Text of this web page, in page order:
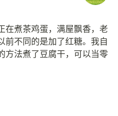
在煮茶鸡蛋，满屋飘香，老
前不同的是加了红糖。我自
方法煮了豆腐干，可以当零